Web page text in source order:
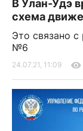
В Улан-Удэ
схема
Это связано с
№6
24.07.21, 11:09